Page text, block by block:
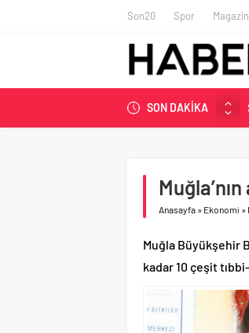
Son20 Spor Magazin
SON DAKİKA
Anasayfa » Ekonomi »
Muğla Büyükşehir
kadar 10 çeşit